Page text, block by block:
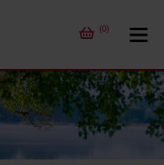
(0)